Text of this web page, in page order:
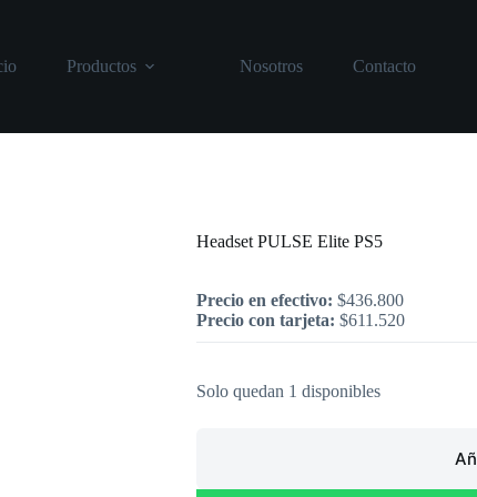
Productos Nosotros Contacto
Headset PULSE Elite PS5
Precio en efectivo: $436.800
Precio con tarjeta: $611.520
Solo quedan 1 disponibles